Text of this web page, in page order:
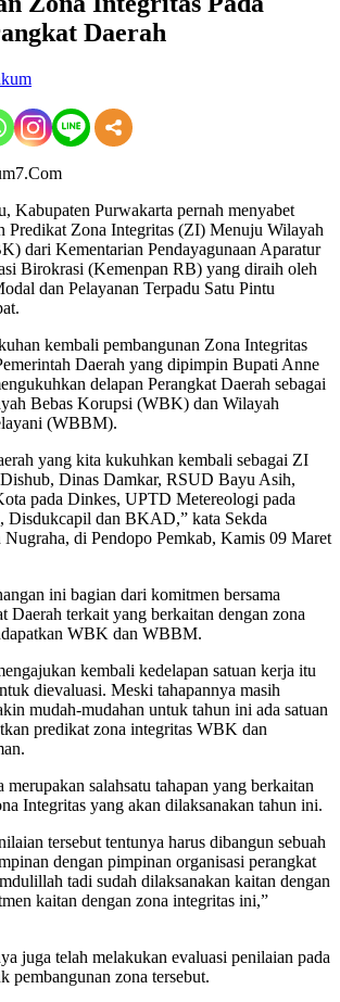
Daerah
Kabupaten Purwakarta pernah menyabet
Predikat Zona Integritas (ZI) Menuju Wilayah
dari Kementarian Pendayagunaan Aparatur
Birokrasi (Kemenpan RB) yang diraih oleh
dan Pelayanan Terpadu Satu Pintu
kembali pembangunan Zona Integritas
Daerah yang dipimpin Bupati Anne
delapan Perangkat Daerah sebagai
Bebas Korupsi (WBK) dan Wilayah
(WBBM).
yang kita kukuhkan kembali sebagai ZI
Dinas Damkar, RSUD Bayu Asih,
pada Dinkes, UPTD Metereologi pada
dan BKAD,” kata Sekda
di Pendopo Pemkab, Kamis 09 Maret
ini bagian dari komitmen bersama
Daerah terkait yang berkaitan dengan zona
WBK dan WBBM.
kembali kedelapan satuan kerja itu
dievaluasi. Meski tahapannya masih
mudah-mudahan untuk tahun ini ada satuan
predikat zona integritas WBK dan
salahsatu tahapan yang berkaitan
Integritas yang akan dilaksanakan tahun ini.
tersebut tentunya harus dibangun sebuah
dengan pimpinan organisasi perangkat
tadi sudah dilaksanakan kaitan dengan
kaitan dengan zona integritas ini,”
juga telah melakukan evaluasi penilaian pada
pembangunan zona tersebut.